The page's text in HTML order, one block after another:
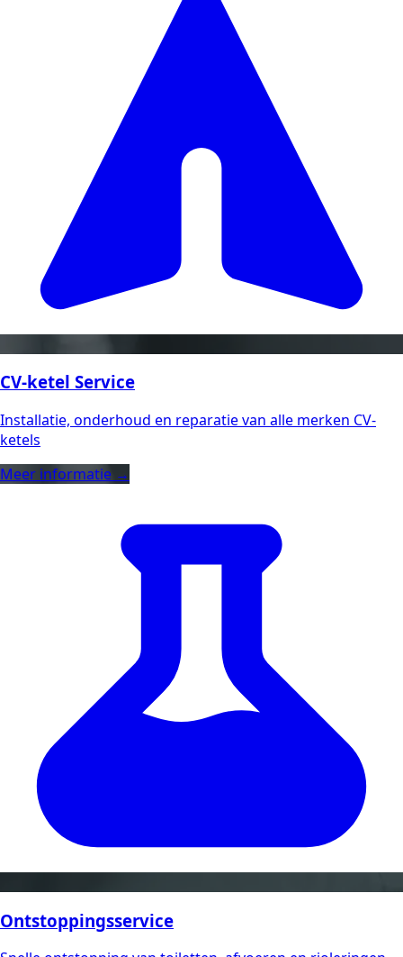
CV-ketel Service
Installatie, onderhoud en reparatie van alle merken CV-
ketels
Meer informatie →
Ontstoppingsservice